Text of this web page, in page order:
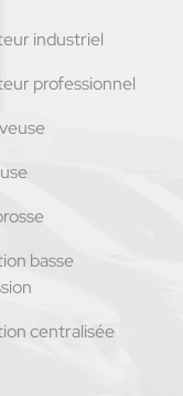
industriel
professionnel
basse
centralisée